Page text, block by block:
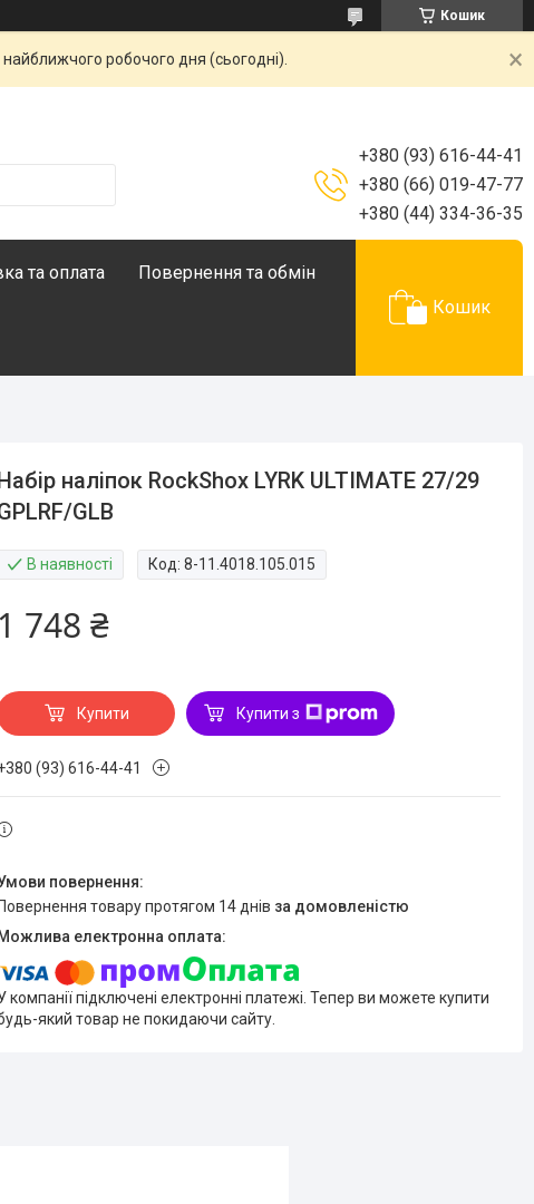
Кошик
робочого дня (сьогодні).
+380 (93) 616-44-41
+380 (66) 019-47-77
+380 (44) 334-36-35
та оплата Повернення та обмін
Кошик
наліпок RockShox LYRK ULTIMATE 27/29
GLB
В наявності Код:8-11.4018.105.015
1 748 ₴
Купити Купити з
(93) 616-44-41
повернення товару протягом 14 днів за домовленістю
компанії підключені електронні платежі. Тепер ви можете купити
який товар не покидаючи сайту.